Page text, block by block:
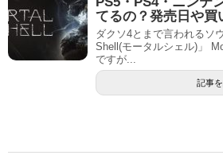
てるの？発売日や買
ダクソ4とまで言われるソ
Shell(モータルシェル)」
ですが...
記事